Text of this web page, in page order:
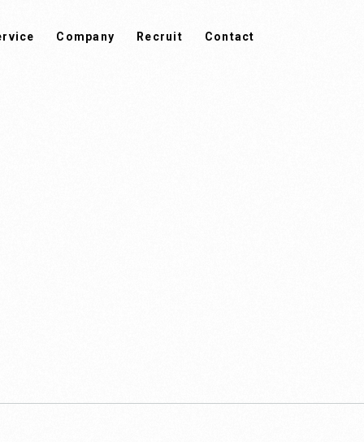
Company Recruit Contact